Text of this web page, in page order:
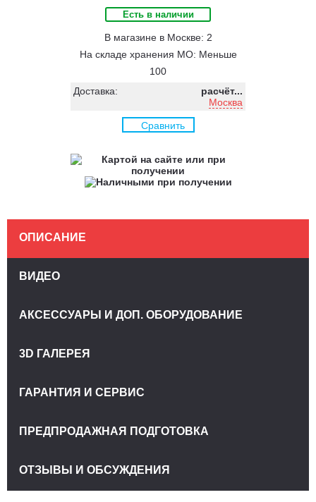
Есть в наличии
В магазине в Москве: 2
На складе хранения МО: Меньше
100
Доставка:
расчёт...
Москва
Сравнить
ОПИСАНИЕ
ВИДЕО
АКСЕССУАРЫ И ДОП. ОБОРУДОВАНИЕ
3D ГАЛЕРЕЯ
ГАРАНТИЯ И СЕРВИС
ПРЕДПРОДАЖНАЯ ПОДГОТОВКА
ОТЗЫВЫ И ОБСУЖДЕНИЯ